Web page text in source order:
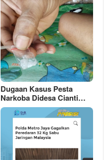
Dugaan Kasus Pesta
Narkoba Didesa Cianti…